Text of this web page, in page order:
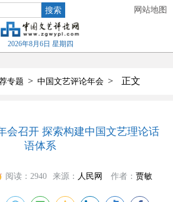
搜索 网站地图
2026年8月6日 星期四
专题 > 中国文艺评论年会 > 正文
会召开 探索构建中国文艺理论话
语体系
阅读： 2940 来源： 人民网 作者： 贾敏